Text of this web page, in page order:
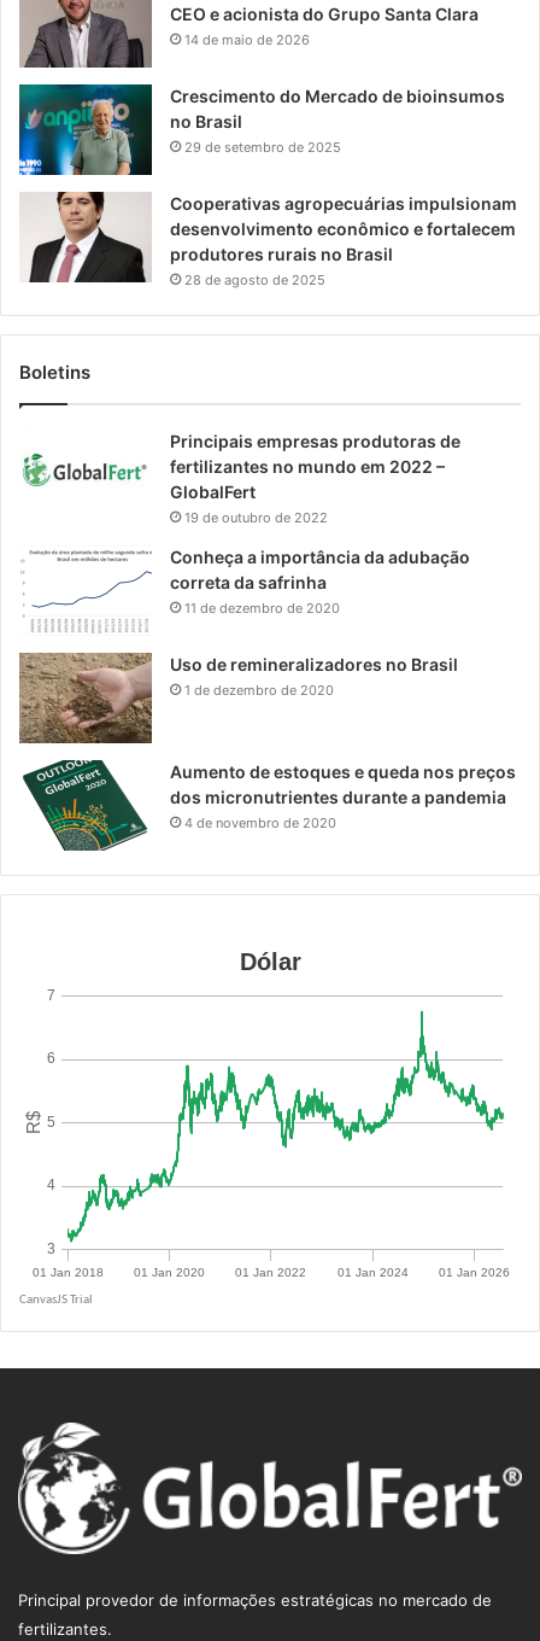
CEO e acionista do Grupo Santa Clara
14 de maio de 2026
Crescimento do Mercado de bioinsumos
no Brasil
29 de setembro de 2025
Cooperativas agropecuárias impulsionam
desenvolvimento econômico e fortalecem
produtores rurais no Brasil
28 de agosto de 2025
Boletins
Principais empresas produtoras de
fertilizantes no mundo em 2022 –
GlobalFert
19 de outubro de 2022
Conheça a importância da adubação
correta da safrinha
11 de dezembro de 2020
Uso de remineralizadores no Brasil
1 de dezembro de 2020
Aumento de estoques e queda nos preços
dos micronutrientes durante a pandemia
4 de novembro de 2020
Principal provedor de informações estratégicas no mercado de
fertilizantes.